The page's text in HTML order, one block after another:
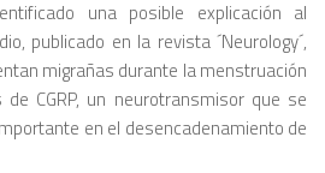
una posible explicación al
publicado en la revista ´Neurology´,
migrañas durante la menstruación
CGRP, un neurotransmisor que se
en el desencadenamiento de